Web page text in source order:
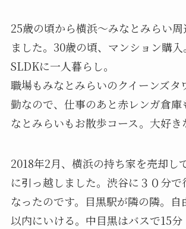
25歳の頃から横浜〜みなとみらい
ました。30歳の頃、マンション購入
SLDKに一人暮らし。
職場もみなとみらいのクイーンズタ
勤なので、仕事のあと赤レンガ倉庫
なとみらいもお散歩コース。大好き
2018年2月、横浜の持ち家を売却し
に引っ越しました。渋谷に３０分で
なったのです。目黒駅が隣の隣。自
以内にいける。中目黒はバスで15分